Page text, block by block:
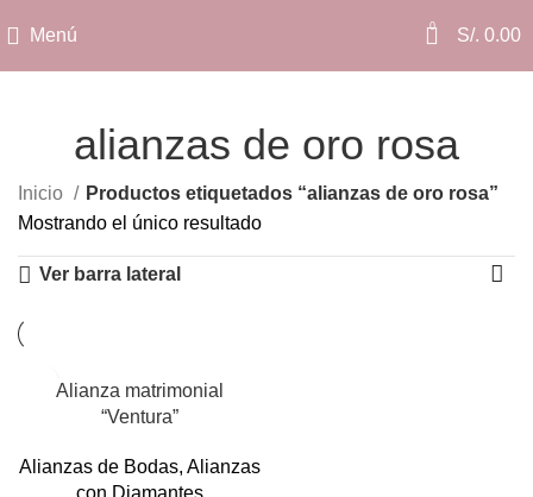
Menú 0 S/. 0.00
alianzas de oro rosa
Categorías
Inicio
Productos etiquetados “alianzas de oro rosa”
Mostrando el único resultado
Ver barra lateral
Alianza matrimonial
“Ventura”
Alianzas de Bodas, Alianzas